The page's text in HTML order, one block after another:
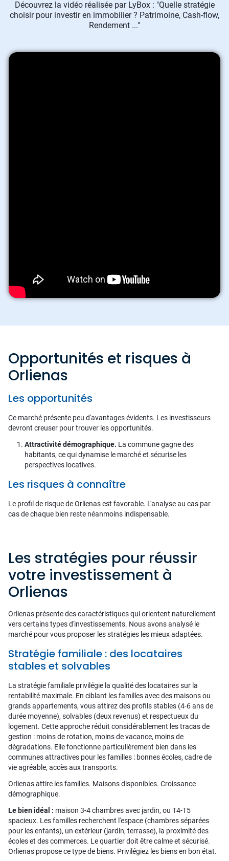
Découvrez la vidéo réalisée par LyBox : "Quelle stratégie
choisir pour investir en immobilier ? Patrimoine, Cash-flow,
Rendement ..."
Opportunités et risques à
Orlienas
Les opportunités
Ce marché présente peu d'avantages évidents. Les investisseurs
devront creuser pour trouver les opportunités.
Attractivité démographique. La commune gagne des
habitants, ce qui dynamise le marché et sécurise les
perspectives locatives.
Les risques à connaître
Le profil de risque de Orlienas est favorable. L'analyse au cas par
cas de chaque bien reste néanmoins indispensable.
Les stratégies pour réussir
votre investissement à
Orlienas
Orlienas présente des caractéristiques qui orientent naturellement
vers certains types d'investissements. Nous avons analysé le
marché pour vous proposer les stratégies les mieux adaptées.
Stratégie familiale : des locataires
stables et solvables
La stratégie familiale privilégie la qualité des locataires sur la
rentabilité maximale. En ciblant les familles avec des maisons ou
grands appartements, vous attirez des profils stables (4-6 ans de
durée moyenne), solvables (deux revenus) et respectueux du
logement. Cette approche réduit considérablement les tracas de
gestion : moins de rotation, moins de vacance, moins de
dégradations. Elle fonctionne particulièrement bien dans les
communes attractives pour les familles : bonnes écoles, cadre de
vie agréable, accès aux transports.
Orlienas attire les familles. Maisons disponibles. Croissance
démographique.
Le bien idéal : maison 3-4 chambres avec jardin, ou T4-T5
spacieux. Les familles recherchent l'espace (chambres séparées
pour les enfants), un extérieur (jardin, terrasse), la proximité des
écoles et des commerces. Le quartier doit être calme et sécurisé.
Orlienas propose ce type de biens. Privilégiez les biens en bon état.